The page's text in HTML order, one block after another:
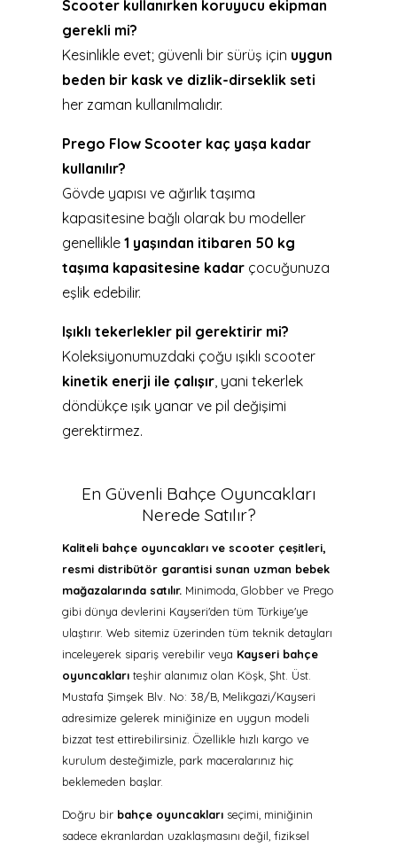
Scooter kullanırken koruyucu ekipman
gerekli mi?
Kesinlikle evet; güvenli bir sürüş için uygun
beden bir kask ve dizlik-dirseklik seti
her zaman kullanılmalıdır.
Prego Flow Scooter kaç yaşa kadar
kullanılır?
Gövde yapısı ve ağırlık taşıma
kapasitesine bağlı olarak bu modeller
genellikle 1 yaşından itibaren 50 kg
taşıma kapasitesine kadar çocuğunuza
eşlik edebilir.
Işıklı tekerlekler pil gerektirir mi?
Koleksiyonumuzdaki çoğu ışıklı scooter
kinetik enerji ile çalışır, yani tekerlek
döndükçe ışık yanar ve pil değişimi
gerektirmez.
En Güvenli Bahçe Oyuncakları
Nerede Satılır?
Kaliteli bahçe oyuncakları ve scooter çeşitleri,
resmi distribütör garantisi sunan uzman bebek
mağazalarında satılır. Minimoda, Globber ve Prego
gibi dünya devlerini Kayseri'den tüm Türkiye'ye
ulaştırır. Web sitemiz üzerinden tüm teknik detayları
inceleyerek sipariş verebilir veya Kayseri bahçe
oyuncakları teşhir alanımız olan Köşk, Şht. Üst.
Mustafa Şimşek Blv. No: 38/B, Melikgazi/Kayseri
adresimize gelerek miniğinize en uygun modeli
bizzat test ettirebilirsiniz. Özellikle hızlı kargo ve
kurulum desteğimizle, park maceralarınız hiç
beklemeden başlar.
Doğru bir bahçe oyuncakları seçimi, miniğinin
sadece ekranlardan uzaklaşmasını değil, fiziksel